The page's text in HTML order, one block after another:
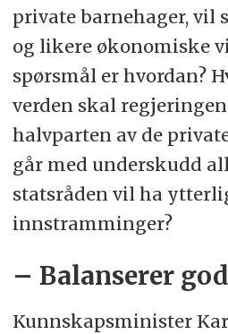
private barnehager, vil
og likere økonomiske
spørsmål er hvordan?
verden skal
halvparten av de
går med underskudd
statsråden vil ha
innstramminger?
– Balanserer
Kunnskapsminister